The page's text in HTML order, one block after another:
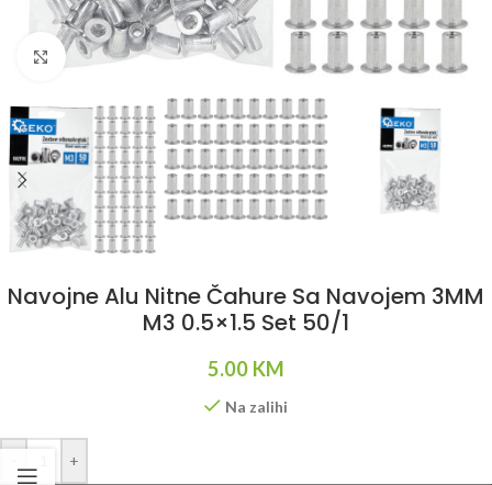
Klikni da uvećaš
Navojne Alu Nitne Čahure Sa Navojem 3MM
M3 0.5×1.5 Set 50/1
5.00 KM
Na zalihi
+